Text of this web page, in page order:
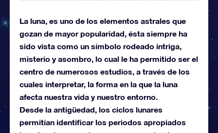
La luna, es uno de los elementos astrales que
gozan de mayor popularidad, ésta siempre ha
sido vista como un símbolo rodeado intriga,
misterio y asombro, lo cual le ha permitido ser el
centro de numerosos estudios, a través de los
cuales interpretar, la forma en la que la luna
afecta nuestra vida y nuestro entorno.
Desde la antigüedad, los ciclos lunares
permitían identificar los periodos apropiados